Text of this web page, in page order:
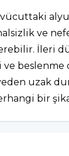
ve nefes
İleri
beslenme
uzak
bir